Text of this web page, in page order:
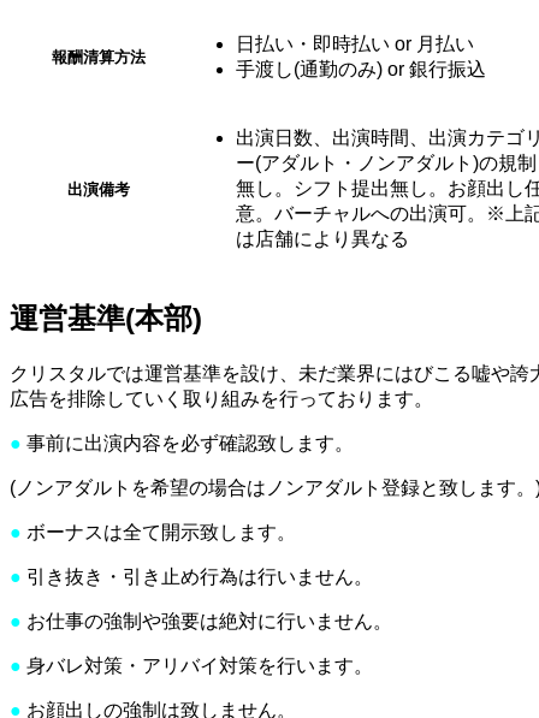
報酬清算方法
日払い・即時払い or 月払い
手渡し(通勤のみ) or 銀行振込
出演備考
出演日数、出演時間、出演カテゴ
ー(アダルト・ノンアダルト)の規制
無し。シフト提出無し。お顔出し
意。バーチャルへの出演可。※上
は店舗により異なる
運営基準(本部)
クリスタルでは運営基準を設け、未だ業界にはびこる嘘や誇
広告を排除していく取り組みを行っております。
● 事前に出演内容を必ず確認致します。
(ノンアダルトを希望の場合はノンアダルト登録と致します。
● ボーナスは全て開示致します。
● 引き抜き・引き止め行為は行いません。
● お仕事の強制や強要は絶対に行いません。
● 身バレ対策・アリバイ対策を行います。
● お顔出しの強制は致しません。